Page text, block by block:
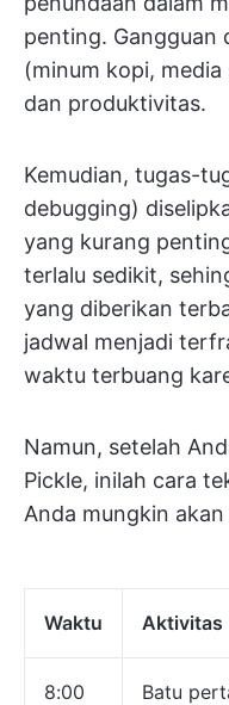
penting. Gangguan
(minum kopi,
dan produktivitas.
Kemudian, tugas-
debugging)
yang kurang
terlalu sedikit,
yang diberikan
jadwal menjadi
waktu terbuang
Namun, setelah
Pickle, inilah cara
Anda mungkin
Waktu Aktivitas
8:00
Batu